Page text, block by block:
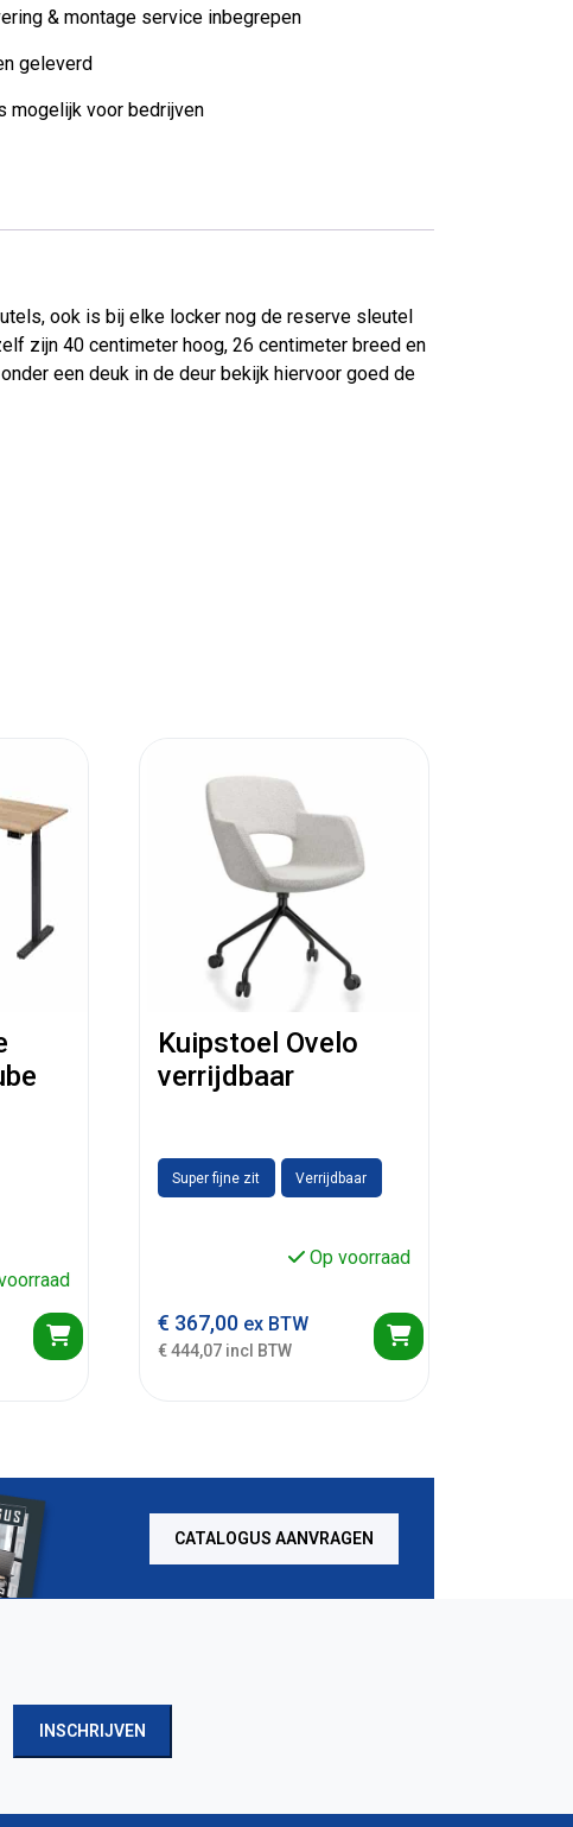
& montage service inbegrepen
geleverd
mogelijk voor bedrijven
ook is bij elke locker nog de reserve sleutel
zijn 40 centimeter hoog, 26 centimeter breed en
een deuk in de deur bekijk hiervoor goed de
Kuipstoel Ovelo
verrijdbaar
Super fijne zit Verrijdbaar
Op voorraad
€ 367,00 ex BTW
€ 444,07 incl BTW
CATALOGUS AANVRAGEN
INSCHRIJVEN